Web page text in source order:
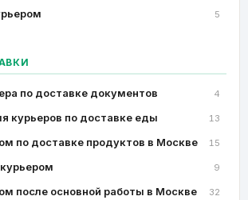
5
по доставке документов 4
курьеров по доставке еды 13
по доставке продуктов в Москве 15
9
после основной работы в Москве 32